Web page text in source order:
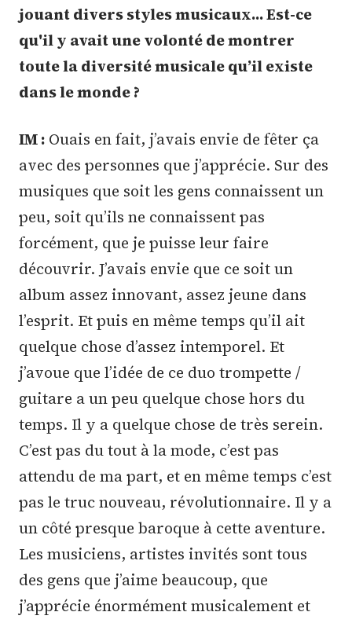
jouant divers styles musicaux... Est-ce
qu'il y avait une volonté de montrer
toute la diversité musicale qu’il existe
dans le monde ?
IM : Ouais en fait, j’avais envie de fêter ça
avec des personnes que j’apprécie. Sur des
musiques que soit les gens connaissent un
peu, soit qu’ils ne connaissent pas
forcément, que je puisse leur faire
découvrir. J’avais envie que ce soit un
album assez innovant, assez jeune dans
l’esprit. Et puis en même temps qu’il ait
quelque chose d’assez intemporel. Et
j’avoue que l’idée de ce duo trompette /
guitare a un peu quelque chose hors du
temps. Il y a quelque chose de très serein.
C’est pas du tout à la mode, c’est pas
attendu de ma part, et en même temps c’est
pas le truc nouveau, révolutionnaire. Il y a
un côté presque baroque à cette aventure.
Les musiciens, artistes invités sont tous
des gens que j’aime beaucoup, que
j’apprécie énormément musicalement et